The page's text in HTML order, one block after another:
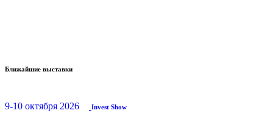
Ближайшие выставки
9-10 октября 2026 Invest Show